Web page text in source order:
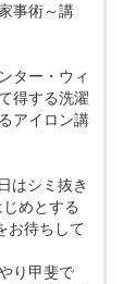
事術～講
ター・ウィ
得する洗濯
アイロン講
はシミ抜き
めとする
お待ちして
り甲斐で